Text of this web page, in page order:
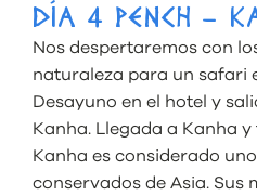
DÍA 4 PENCH –
Nos despertaremos con
naturaleza para un safari
Desayuno en el hotel y
Kanha. Llegada a Kanha
Kanha es considerado
conservados de Asia. Sus